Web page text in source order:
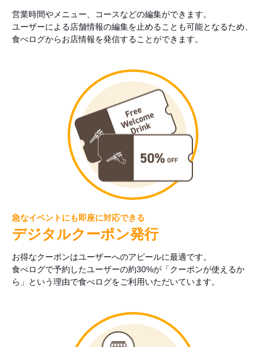
営業時間やメニュー、コースなどの編集ができます。
ユーザーによる店舗情報の編集を止めることも可能となるため、
食べログからお店情報を発信することができます。
急なイベントにも即座に対応できる
デジタルクーポン発行
お得なクーポンはユーザーへのアピールに最適です。
食べログで予約したユーザーの約30%が「クーポンが使えるか
ら」という理由で食べログをご利用いただいています。